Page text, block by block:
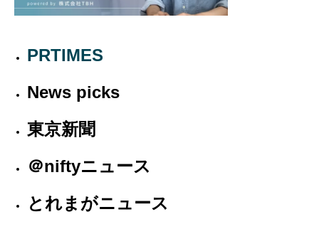
PRTIMES
News picks
東京新聞
＠niftyニュース
とれまがニュース